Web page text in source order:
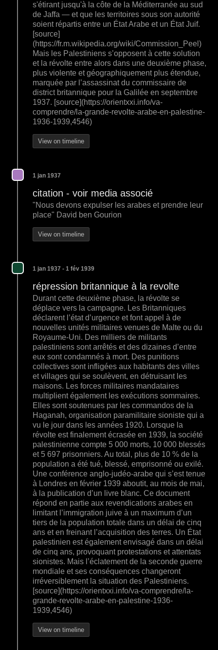
s'étirant jusqu'à la côte de la Méditerranée au sud
de Jaffa — et que les territoires sous son autorité
soient répartis entre un État Arabe et un État Juif.
[source]
(https://fr.m.wikipedia.org/wiki/Commission_Peel)
Mais les Palestiniens s’opposent à cette solution
et la révolte entre alors dans une deuxième phase,
plus violente et géographiquement plus étendue,
marquée par l’assassinat du commissaire de
district britannique pour la Galilée en septembre
1937. [source](https://orientxxi.info/va-
comprendre/la-grande-revolte-arabe-en-palestine-
1936-1939,4546)
View on timeline
1 jan 1937
citation - voir media associé
"Nous devons expulser les arabes et prendre leur
place" David ben Gourion
View on timeline
1 jan 1937 - 1 fév 1939
répression britannique à la revolte
Durant cette deuxième phase, la révolte se
déplace vers la campagne. Les Britanniques
déclarent l’état d’urgence et font appel à de
nouvelles unités militaires venues de Malte ou du
Royaume-Uni. Des milliers de militants
palestiniens sont arrêtés et des dizaines d’entre
eux sont condamnés à mort. Des punitions
collectives sont infligées aux habitants des villes
et villages qui se soulèvent, en détruisant les
maisons. Les forces militaires mandataires
multiplient également les exécutions sommaires.
Elles sont soutenues par les commandos de la
Haganah, organisation paramilitaire sioniste qui a
vu le jour dans les années 1920. Lorsque la
révolte est finalement écrasée en 1939, la société
palestinienne compte 5 000 morts, 10 000 blessés
et 5 697 prisonniers. Au total, plus de 10 % de la
population a été tué, blessé, emprisonné ou exilé.
Une conférence anglo-judéo-arabe qui s’est tenue
à Londres en février 1939 aboutit, au mois de mai,
à la publication d’un livre blanc. Ce document
répond en partie aux revendications arabes en
limitant l’immigration juive à un maximum d’un
tiers de la population totale dans un délai de cinq
ans et en freinant l’acquisition des terres. Un État
palestinien est également envisagé dans un délai
de cinq ans, provoquant protestations et attentats
sionistes. Mais l’éclatement de la seconde guerre
mondiale et ses conséquences changeront
irréversiblement la situation des Palestiniens.
[source](https://orientxxi.info/va-comprendre/la-
grande-revolte-arabe-en-palestine-1936-
1939,4546)
View on timeline